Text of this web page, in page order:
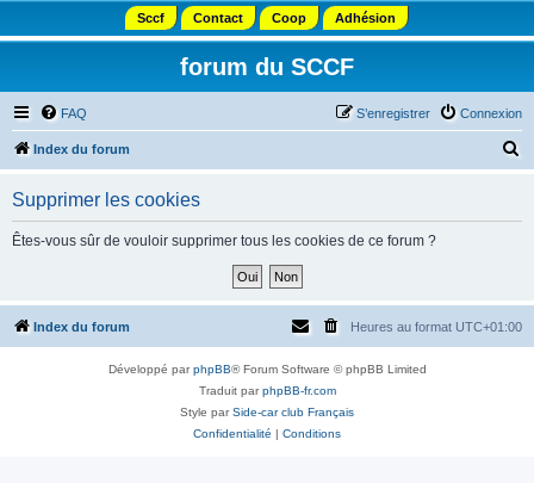
Sccf Contact Coop Adhésion
forum du SCCF
FAQ Connexion
S’enregistrer
Index du forum
h
Supprimer les cookies
Êtes-vous sûr de vouloir supprimer tous les cookies de ce forum ?
Index du forum Heures au format UTC+01:00
Développé parphpBB® Forum Software © phpBB Limited
Traduit parphpBB-fr.com
Style parSide-car club Français
Confidentialité | Conditions